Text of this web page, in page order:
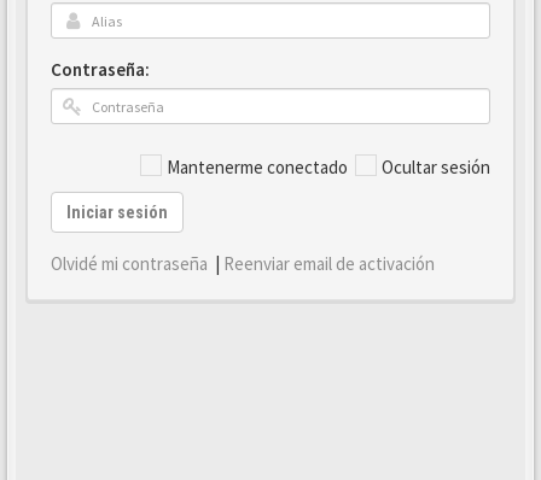
Contraseña:
Mantenerme conectado Ocultar sesión
Iniciar sesión
Olvidé mi contraseña | Reenviar email de activación